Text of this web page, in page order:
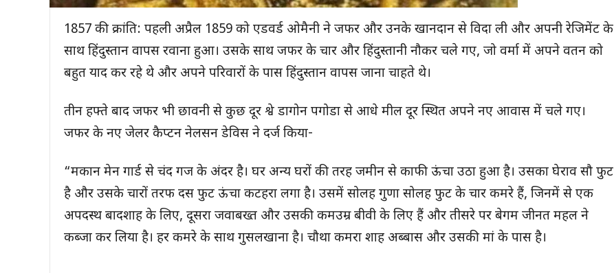
1857 की क्रांति: पहली अप्रैल 1859 को एडवर्ड ओमैनी ने जफर और उनके खानदान से विदा ली और अपनी रेजिमेंट के
साथ हिंदुस्तान वापस रवाना हुआ। उसके साथ जफर के चार और हिंदुस्तानी नौकर चले गए, जो वर्मा में अपने वतन को
बहुत याद कर रहे थे और अपने परिवारों के पास हिंदुस्तान वापस जाना चाहते थे।
तीन हफ्ते बाद जफर भी छावनी से कुछ दूर श्वे डागोन पगोडा से आधे मील दूर स्थित अपने नए आवास में चले गए।
जफर के नए जेलर कैप्टन नेलसन डेविस ने दर्ज किया-
“मकान मेन गार्ड से चंद गज के अंदर है। घर अन्य घरों की तरह जमीन से काफी ऊंचा उठा हुआ है। उसका घेराव सौ फुट
है और उसके चारों तरफ दस फुट ऊंचा कटहरा लगा है। उसमें सोलह गुणा सोलह फुट के चार कमरे हैं, जिनमें से एक
अपदस्थ बादशाह के लिए, दूसरा जवाबख्त और उसकी कमउम्र बीवी के लिए हैं और तीसरे पर बेगम जीनत महल ने
कब्जा कर लिया है। हर कमरे के साथ गुसलखाना है। चौथा कमरा शाह अब्बास और उसकी मां के पास है।